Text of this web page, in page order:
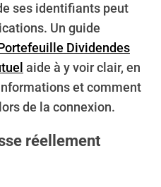
ses identifiants peut
Un guide
Dividendes
aide à y voir clair, en
et comment
de la connexion.
réellement